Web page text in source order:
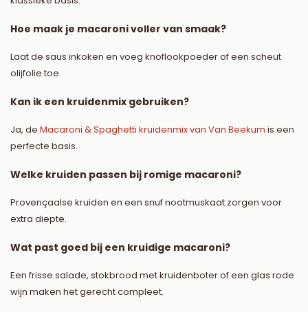
Hoe maak je macaroni voller van smaak?
Laat de saus inkoken en voeg knoflookpoeder of een scheut
olijfolie toe.
Kan ik een kruidenmix gebruiken?
Ja, de Macaroni & Spaghetti kruidenmix van Van Beekum is een
perfecte basis.
Welke kruiden passen bij romige macaroni?
Provençaalse kruiden en een snuf nootmuskaat zorgen voor
extra diepte.
Wat past goed bij een kruidige macaroni?
Een frisse salade, stokbrood met kruidenboter of een glas rode
wijn maken het gerecht compleet.